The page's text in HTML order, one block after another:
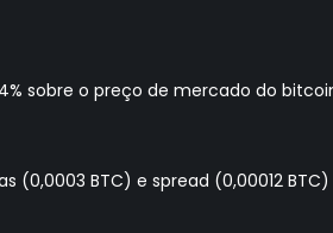
sobre o preço de mercado do
BTC) e spread (0,00012